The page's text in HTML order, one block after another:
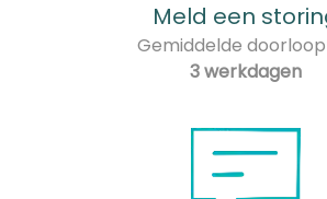
Meld een
Gemiddelde
3 werkdagen